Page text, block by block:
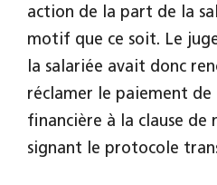
action de la part de la
motif que ce soit. Le
la salariée avait donc
réclamer le paiement
financière à la clause de
signant le protocole